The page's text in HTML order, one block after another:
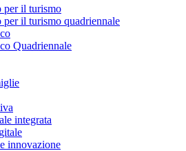
per il turismo
per il turismo quadriennale
Quadriennale
integrata
innovazione